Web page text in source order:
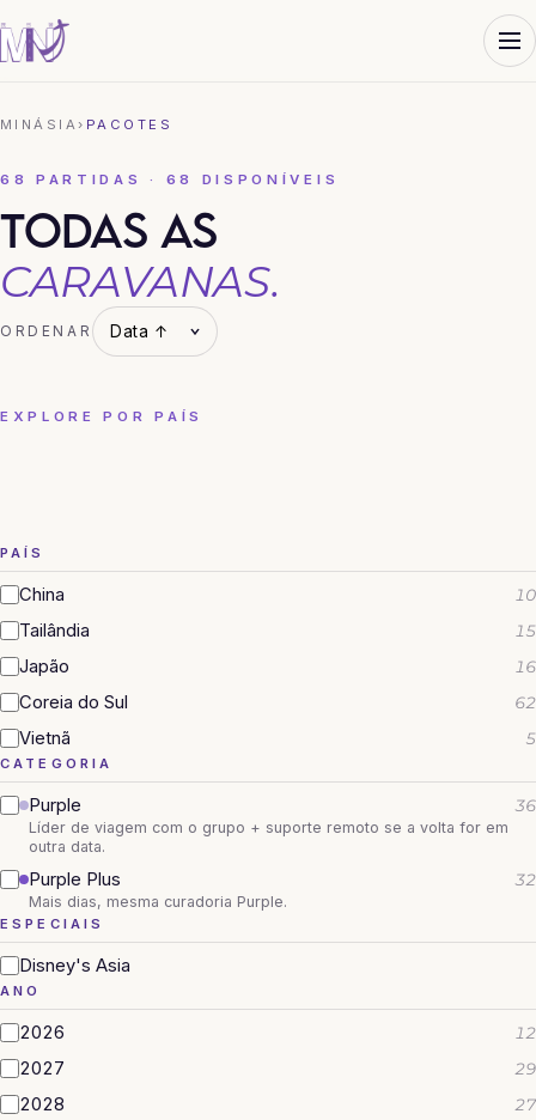
MINÁSIA› PACOTES
68 PARTIDAS · 68 DISPONÍVEIS
TODAS AS
CARAVANAS.
ORDENAR
EXPLORE POR PAÍS
CHINA
PAÍS
China 10
Tailândia 15
Japão 16
Coreia do Sul 62
Vietnã 5
CATEGORIA
Purple 36
Líder de viagem com o grupo + suporte remoto se a volta for em
outra data.
Purple Plus 32
Mais dias, mesma curadoria Purple.
ESPECIAIS
Disney's Asia
ANO
2026 12
2027 29
2028 27